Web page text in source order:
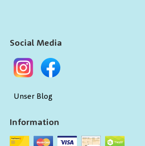
Information
Social Media
Unser Blog